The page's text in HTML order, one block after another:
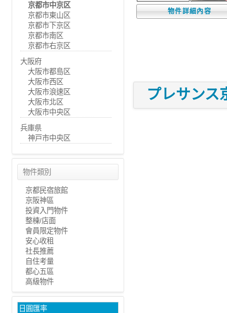
物件詳細內容
プレサンス
京都市中京区
京都市東山区
京都市下京区
京都市南区
京都市右京区
大阪府
大阪市都島区
大阪市西区
大阪市浪速区
大阪市北区
大阪市中央区
兵庫県
神戸市中央区
物件類別
京都民宿旅館
京阪神區
投資入門物件
整棟/店面
會員限定物件
安心收租
社長推薦
自住考量
都心五區
高級物件
日圓匯率